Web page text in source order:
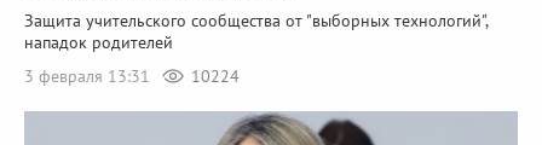
Защита учительского сообщества от "выборных технологий",
нападок родителей
3 февраля 13:31
10224